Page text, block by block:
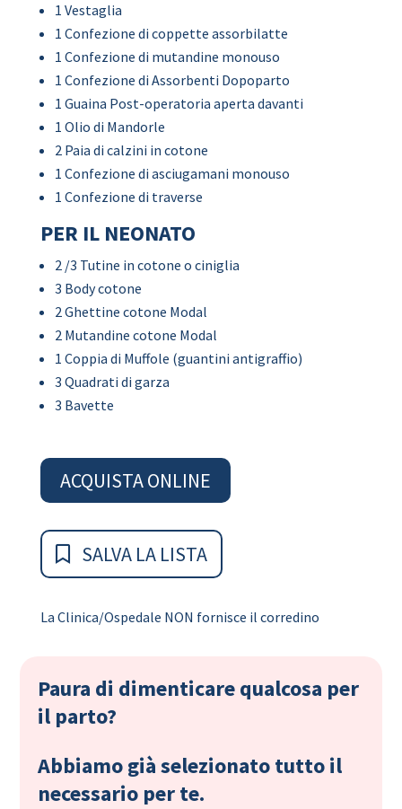
1 Vestaglia
1 Confezione di coppette assorbilatte
1 Confezione di mutandine monouso
1 Confezione di Assorbenti Dopoparto
1 Guaina Post-operatoria aperta davanti
1 Olio di Mandorle
2 Paia di calzini in cotone
1 Confezione di asciugamani monouso
1 Confezione di traverse
PER IL NEONATO
2 /3 Tutine in cotone o ciniglia
3 Body cotone
2 Ghettine cotone Modal
2 Mutandine cotone Modal
1 Coppia di Muffole (guantini antigraffio)
3 Quadrati di garza
3 Bavette
ACQUISTA ONLINE
SALVA LA LISTA
La Clinica/Ospedale NON fornisce il corredino
Paura di dimenticare qualcosa per
il parto?
Abbiamo già selezionato tutto il
necessario per te.